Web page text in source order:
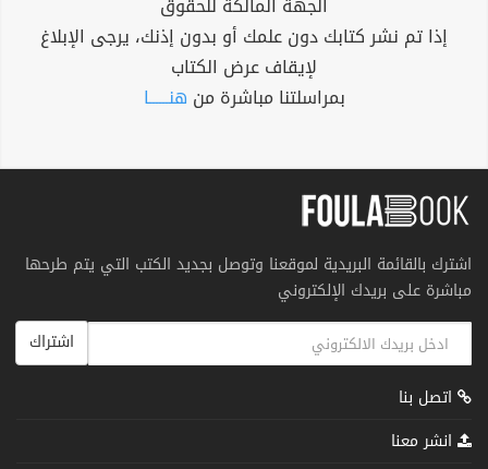
إذا تم نشر كتابك دون علمك أو بدون إذنك، يرجى الإبلاغ
لإيقاف عرض الكتاب
بمراسلتنا مباشرة من هنــــــا
اشترك بالقائمة البريدية لموقعنا وتوصل بجديد الكتب التي يتم طرحها
مباشرة على بريدك الإلكتروني
اشتراك
اتصل بنا
انشر معنا